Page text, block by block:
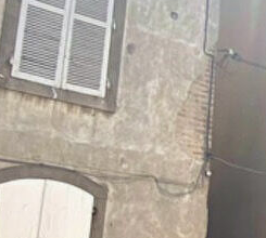
sur 3 niveaux est idéal
du déficit foncier.
cour intérieure pouvant être
garage,
d'environ 18 m2 sur deux